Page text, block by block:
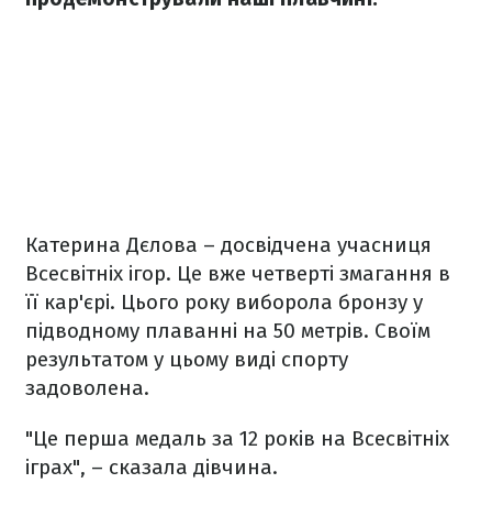
Катерина Дєлова – досвідчена учасниця
Всесвітніх ігор. Це вже четверті змагання в
її кар'єрі. Цього року виборола бронзу у
підводному плаванні на 50 метрів. Своїм
результатом у цьому виді спорту
задоволена.
"Це перша медаль за 12 років на Всесвітніх
іграх", – сказала дівчина.